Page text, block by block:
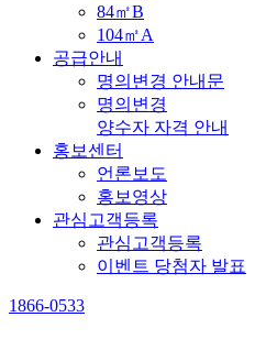
84㎡B
104㎡A
공급안내
명의변경 안내문
명의변경
양수자 자격 안내
홍보센터
언론보도
홍보영상
관심고객등록
관심고객등록
이벤트 당첨자 발표
1866-0533